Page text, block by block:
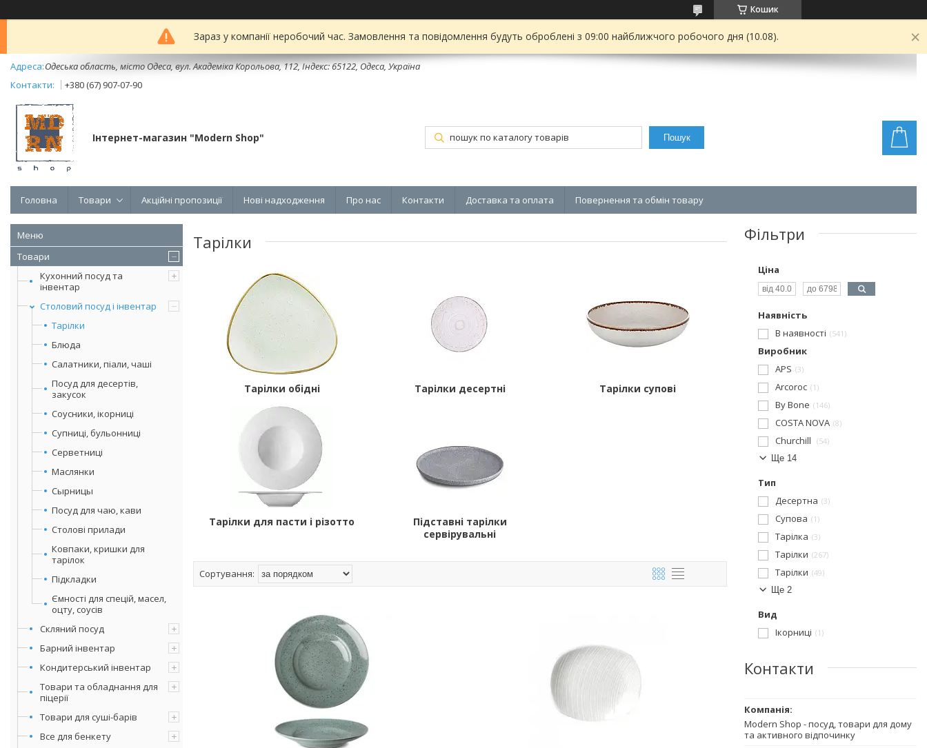
Кошик
Зараз у компанії неробочий час. Замовлення та повідомлення будуть оброблені з 09:00 найближчого робочого дня (10.08).
Одеська область, місто Одеса, вул. Академіка Корольова, 112, Індекс: 65122, Одеса, Україна
+380 (67) 907-07-90
Інтернет-магазин "Modern Shop" Пошук
Головна Товари Акційні пропозиції Нові надходження Про нас Контакти Доставка та оплата Повернення та обмін товару
Товари
Кухонний посуд та
інвентар
Столовий посуд і інвентар
Тарілки
Блюда
Салатники, піали, чаші
Посуд для десертів,
закусок
Соусники, ікорниці
Супниці, бульонниці
Серветниці
Маслянки
Сырницы
Посуд для чаю, кави
Столові прилади
Ковпаки, кришки для
тарілок
Підкладки
Ємності для спецій, масел,
оцту, соусів
Скляний посуд
Барний інвентар
Кондитерський інвентар
Товари та обладнання для
піцерії
Товари для суші-барів
Все для бенкету
Тарілки
Тарілки обідні Тарілки десертні Тарілки супові
Тарілки для пасти і різотто
Підставні тарілки
сервірувальні
Фільтри
Ціна
Наявність
В наявності
541
Виробник
APS
3
Arcoroc 1
By Bone 146
COSTA NOVA 8
Churchill
54
Ще 14
Тип
Десертна
3
Супова 1
Тарілка 3
Тарілки 267
Тарілки 49
Ще 2
Вид
Ікорниці
1
Контакти
Modern Shop - посуд, товари для дому
та активного відпочинку